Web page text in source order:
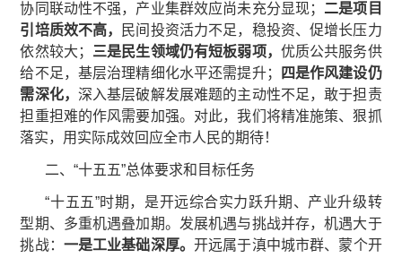
协同联动性不强，产业集群效应尚未充分显现； 二是项目
引培质效不高，
民间投资活力不足，稳投资、促增长压力
依然较大； 三是民生领域仍有短板弱项， 优质公共服务供
给不足，基层治理精细化水平还需提升；
四是作风建设仍
需深化， 深入基层破解发展难题的主动性不足，敢于担责
担重担难的作风需要加强。对此，我们将精准施策、狠抓
落实，用实际成效回应全市人民的期待！
二、“十五五”总体要求和目标任务
“十五五”时期，是开远综合实力跃升期、产业升级转
型期、多重机遇叠加期。发展机遇与挑战并存，机遇大于
挑战： 一是工业基础深厚。开远属于滇中城市群、蒙个开